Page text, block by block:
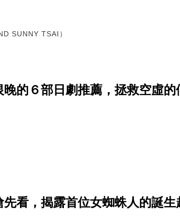
SUNNY TSAI）
的６部日劇推薦，拯救空虛的
看，揭露首位女蜘蛛人的誕生